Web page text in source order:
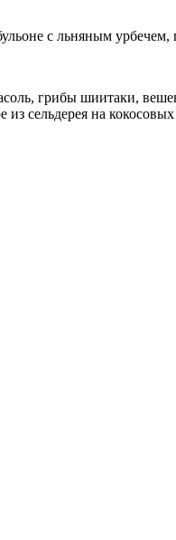
с льняным урбечем,
грибы шиитаки,
сельдерея на